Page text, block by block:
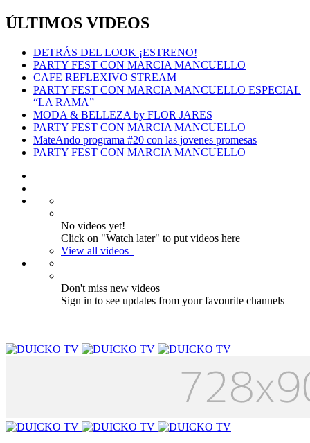
ÚLTIMOS VIDEOS
DETRÁS DEL LOOK ¡ESTRENO!
PARTY FEST CON MARCIA MANCUELLO
CAFE REFLEXIVO STREAM
PARTY FEST CON MARCIA MANCUELLO ESPECIAL
“LA RAMA”
MODA & BELLEZA by FLOR JARES
PARTY FEST CON MARCIA MANCUELLO
MateAndo programa #20 con las jovenes promesas
PARTY FEST CON MARCIA MANCUELLO
No videos yet!
Click on "Watch later" to put videos here
View all videos
Don't miss new videos
Sign in to see updates from your favourite channels